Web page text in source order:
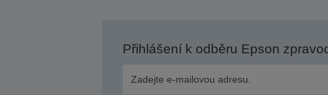
Přihlášení k odběru Epson